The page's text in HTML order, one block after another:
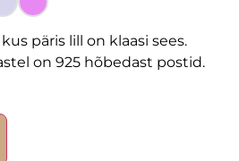
päris lill on klaasi sees.
on 925 hõbedast postid.